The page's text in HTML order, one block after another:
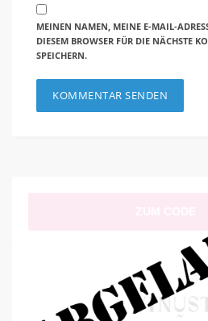
MEINEN NAMEN, MEINE E-MAIL-
DIESEM BROWSER FÜR DIE NÄCHSTE
SPEICHERN.